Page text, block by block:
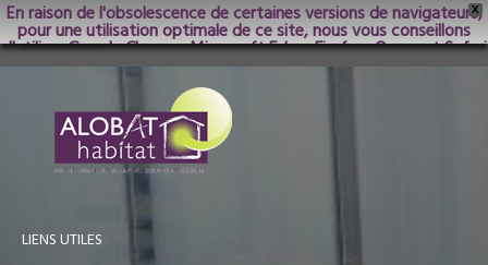
X
En raison de l'obsolescence de certaines versions de navigateurs,
pour une utilisation optimale de ce site, nous vous conseillons
d'utiliser Google Chrome; Microsoft Edge, Firefox, Opera et Safari
dans les versions les plus récentes.
LIENS UTILES